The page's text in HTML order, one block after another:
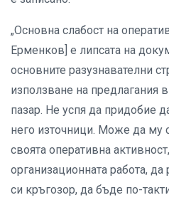
„Основна слабост на
Ерменков] е липсата на
основните разузнавателни
използване на предлагания
пазар. Не успя да придобие
него източници. Може да му
своята оперативна
организационната работа,
си кръгозор, да бъде по-